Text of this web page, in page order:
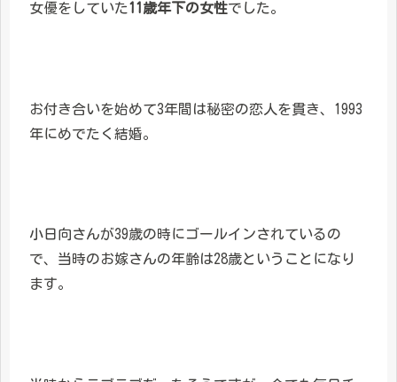
女優をしていた11歳年下の女性でした。
お付き合いを始めて3年間は秘密の恋人を貫き、1993
年にめでたく結婚。
小日向さんが39歳の時にゴールインされているの
で、当時のお嫁さんの年齢は28歳ということになり
ます。